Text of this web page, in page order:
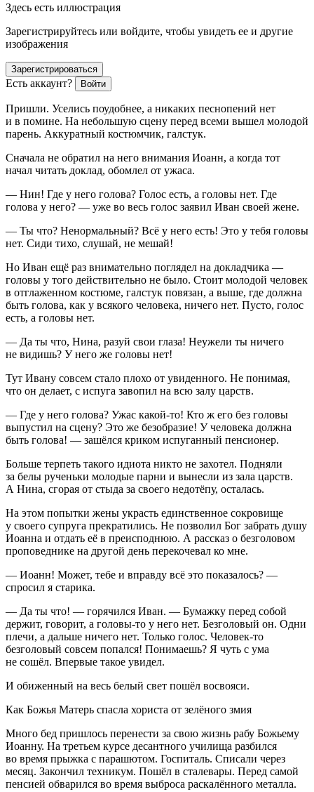
Здесь есть иллюстрация
Зарегистрируйтесь или войдите, чтобы увидеть ее и другие
изображения
Зарегистрироваться
Есть аккаунт? Войти
Пришли. Уселись поудобнее, а никаких песнопений нет
и в помине. На небольшую сцену перед всеми вышел молодой
парень. Аккуратный костюмчик, галстук.
Сначала не обратил на него внимания Иоанн, а когда тот
начал читать доклад, обомлел от ужаса.
— Нин! Где у него голова? Голос есть, а головы нет. Где
голова у него? — уже во весь голос заявил Иван своей жене.
— Ты что? Ненормальный? Всё у него есть! Это у тебя головы
нет. Сиди тихо, слушай, не мешай!
Но Иван ещё раз внимательно поглядел на докладчика —
головы у того действительно не было. Стоит молодой человек
в отглаженном костюме, галстук повязан, а выше, где должна
быть голова, как у всякого человека, ничего нет. Пусто, голос
есть, а головы нет.
— Да ты что, Нина, разуй свои глаза! Неужели ты ничего
не видишь? У него же головы нет!
Тут Ивану совсем стало плохо от увиденного. Не понимая,
что он делает, с испуга завопил на всю залу царств.
— Где у него голова? Ужас какой-то! Кто ж его без головы
выпустил на сцену? Это же безобразие! У человека должна
быть голова! — зашёлся криком испуганный пенсионер.
Больше терпеть такого идиота никто не захотел. Подняли
за белы рученьки молодые парни и вынесли из зала царств.
А Нина, сгорая от стыда за своего недотёпу, осталась.
На этом попытки жены украсть единственное сокровище
у своего супруга прекратились. Не позволил Бог забрать душу
Иоанна и отдать её в преисподнюю. А рассказ о безголовом
проповеднике на другой день перекочевал ко мне.
— Иоанн! Может, тебе и вправду всё это показалось? —
спросил я старика.
— Да ты что! — горячился Иван. — Бумажку перед собой
держит, говорит, а головы-то у него нет. Безголовый он. Одни
плечи, а дальше ничего нет. Только голос. Человек-то
безголовый совсем попался! Понимаешь? Я чуть с ума
не сошёл. Впервые такое увидел.
И обиженный на весь белый свет пошёл восвояси.
Как Божья Матерь спасла хориста от зелёного змия
Много бед пришлось перенести за свою жизнь рабу Божьему
Иоанну. На третьем курсе десантного училища разбился
во время прыжка с парашютом. Госпиталь. Списали через
месяц. Закончил техникум. Пошёл в сталевары. Перед самой
пенсией обварился во время выброса раскалённого металла.